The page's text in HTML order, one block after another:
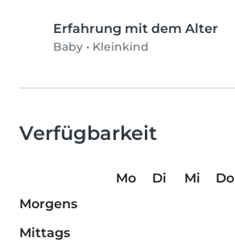
Erfahrung mit dem Alter
Baby • Kleinkind
Verfügbarkeit
Mo Di Mi Do
Morgens
Mittags